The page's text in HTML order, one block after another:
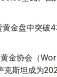
金盘中突破
黄金协会（
克斯坦成为